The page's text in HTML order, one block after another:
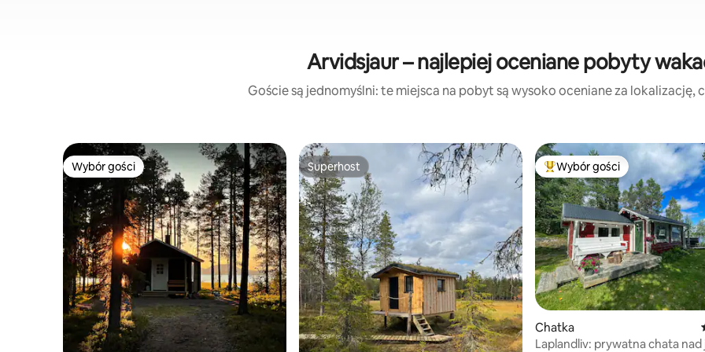
Arvidsjaur – najlepiej oceniane pobyty
Goście są jednomyślni: te miejsca na pobyt są wysoko oceniane za lokalizację,
Wybór gości
Wybór gości Superhost
Superhost Najpopularniejsze z kategorii
Wybór gości
Chatka
Laplandliv: prywatna chata nad